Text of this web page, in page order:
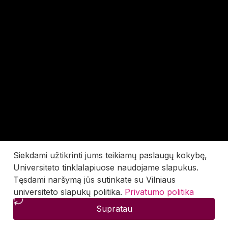
Siekdami užtikrinti jums teikiamų paslaugų kokybę,
Universiteto tinklalapiuose naudojame slapukus.
Tęsdami naršymą jūs sutinkate su Vilniaus
universiteto slapukų politika. Privatumo politika
Supratau